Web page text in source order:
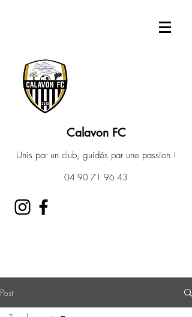
Calavon FC
Unis par un club, guidés par une passion !
04 90 71 96 43
Post